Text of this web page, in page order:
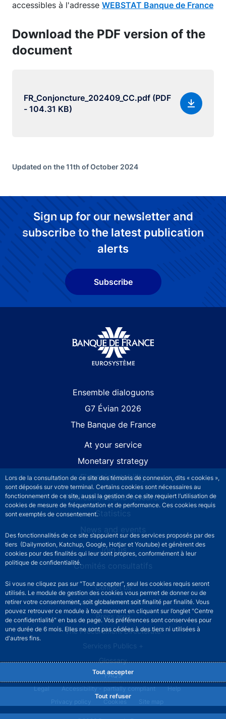
Lors de la consultation de ce site des témoins de connexion, dits « cookies »,
sont déposés sur votre terminal. Certains cookies sont nécessaires au
fonctionnement de ce site, aussi la gestion de ce site requiert l’utilisation de
cookies de mesure de fréquentation et de performance. Ces cookies requis
sont exemptés de consentement.
Des fonctionnalités de ce site s’appuient sur des services proposés par des
tiers (Dailymotion, Katchup, Google, Hotjar et Youtube) et génèrent des
cookies pour des finalités qui leur sont propres, conformément à leur
politique de confidentialité.
Si vous ne cliquez pas sur "Tout accepter", seul les cookies requis seront
utilisés. Le module de gestion des cookies vous permet de donner ou de
retirer votre consentement, soit globalement soit finalité par finalité. Vous
pouvez retrouver ce module à tout moment en cliquant sur l’onglet "Centre
de confidentialité" en bas de page. Vos préférences sont conservées pour
une durée de 6 mois. Elles ne sont pas cédées à des tiers ni utilisées à
d'autres fins.
Tout accepter
Tout refuser
accessibles à l'adresse WEBSTAT Banque de France
Download the PDF version of the
document
FR_Conjoncture_202409_CC.pdf (PDF
- 104.31 KB)
Updated on the 11th of October 2024
Sign up for our newsletter and
subscribe to the latest publication
alerts
Subscribe
Ensemble dialoguons
G7 Évian 2026
The Banque de France
At your service
Monetary strategy
Financial stability
Publications and research
Statistics
News and events
Join us
Comités consultatifs
Footer secondary menuContact us
Sourds et malentendants
Press area
The Procurement Directorate
Services Publics +
Glossary
FAQs
Footer legal notice menu
Legal Accessibility - partially compliant
Help
Privacy policy
Cookies Site map